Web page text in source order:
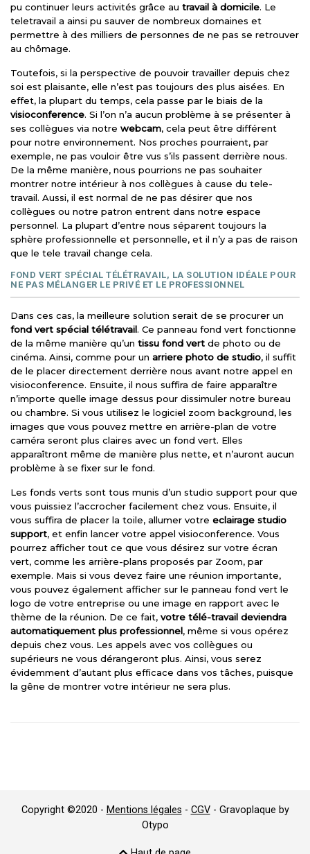
pu continuer leurs activités grâce au travail à domicile. Le
teletravail a ainsi pu sauver de nombreux domaines et
permettre à des milliers de personnes de ne pas se retrouver
au chômage.
Toutefois, si la perspective de pouvoir travailler depuis chez
soi est plaisante, elle n’est pas toujours des plus aisées. En
effet, la plupart du temps, cela passe par le biais de la
visioconference. Si l’on n’a aucun problème à se présenter à
ses collègues via notre webcam, cela peut être différent
pour notre environnement. Nos proches pourraient, par
exemple, ne pas vouloir être vus s’ils passent derrière nous.
De la même manière, nous pourrions ne pas souhaiter
montrer notre intérieur à nos collègues à cause du tele-
travail. Aussi, il est normal de ne pas désirer que nos
collègues ou notre patron entrent dans notre espace
personnel. La plupart d’entre nous séparent toujours la
sphère professionnelle et personnelle, et il n’y a pas de raison
que le tele travail change cela.
FOND VERT SPÉCIAL TÉLÉTRAVAIL, LA SOLUTION IDÉALE POUR
NE PAS MÉLANGER LE PRIVÉ ET LE PROFESSIONNEL
Dans ces cas, la meilleure solution serait de se procurer un
fond vert spécial télétravail. Ce panneau fond vert fonctionne
de la même manière qu’un tissu fond vert de photo ou de
cinéma. Ainsi, comme pour un arriere photo de studio, il suffit
de le placer directement derrière nous avant notre appel en
visioconference. Ensuite, il nous suffira de faire apparaître
n’importe quelle image dessus pour dissimuler notre bureau
ou chambre. Si vous utilisez le logiciel zoom background, les
images que vous pouvez mettre en arrière-plan de votre
caméra seront plus claires avec un fond vert. Elles
apparaîtront même de manière plus nette, et n’auront aucun
problème à se fixer sur le fond.
Les fonds verts sont tous munis d’un studio support pour que
vous puissiez l’accrocher facilement chez vous. Ensuite, il
vous suffira de placer la toile, allumer votre eclairage studio
support, et enfin lancer votre appel visioconference. Vous
pourrez afficher tout ce que vous désirez sur votre écran
vert, comme les arrière-plans proposés par Zoom, par
exemple. Mais si vous devez faire une réunion importante,
vous pouvez également afficher sur le panneau fond vert le
logo de votre entreprise ou une image en rapport avec le
thème de la réunion. De ce fait, votre télé-travail deviendra
automatiquement plus professionnel, même si vous opérez
depuis chez vous. Les appels avec vos collègues ou
supérieurs ne vous dérangeront plus. Ainsi, vous serez
évidemment d’autant plus efficace dans vos tâches, puisque
la gêne de montrer votre intérieur ne sera plus.
Copyright ©2020 - Mentions légales - CGV- Gravoplaque by
Otypo